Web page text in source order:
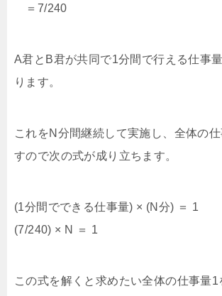
＝7/240
A君とB君が共同で1分間で行える仕事
ります。
これをN分間継続して実施し、全体の
すので次の式が成り立ちます。
(1分間でできる仕事量) × (N分) ＝ 1
(7/240) × N ＝ 1
この式を解くと求めたい全体の仕事量1